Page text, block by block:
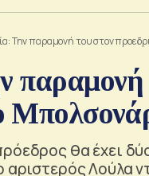
Την παραμονή του στον
θα έχει
αριστερός Λούλα